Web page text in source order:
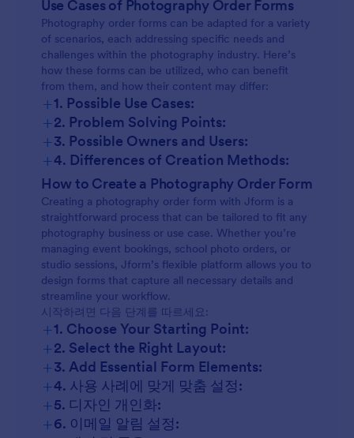
Use Cases of Photography Order Forms
Photography order forms can be adapted for a variety
of scenarios, each addressing specific needs and
challenges within the photography industry. Here’s
how these forms can be utilized, who can benefit
from them, and how their content may differ:
+1. Possible Use Cases:
Event Photography Bookings:
School or Sports Photography:
Portrait or Studio Sessions:
Product Photography Orders:
Photo Print Orders:
+2. Problem Solving Points:
+3. Possible Owners and Users:
+4. Differences of Creation Methods:
Event Bookings:
School Photography:
Product Photography:
Print Orders:
How to Create a Photography Order Form
Creating a photography order form with Jform is a
straightforward process that can be tailored to fit any
photography business or use case. Whether you’re
managing event bookings, school photo orders, or
studio sessions, Jform’s flexible platform allows you to
design forms that capture all necessary details and
streamline your workflow.
시작하려면 다음 단계를 따르세요:
+1. Choose Your Starting Point:
+2. Select the Right Layout:
+3. Add Essential Form Elements:
+4. 사용 사례에 맞게 맞춤 설정:
+5. 디자인 개인화:
+6. 이메일 알림 설정: